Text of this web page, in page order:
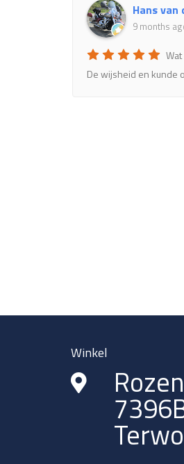
Hans van
9 months
De wijsheid en kunde
Winkel